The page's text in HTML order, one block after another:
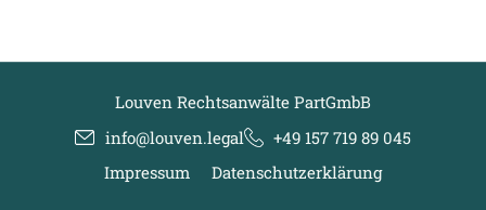
Louven Rechtsanwälte PartGmbB
info@louven.legal
+49 157 719 89 045
Impressum
Datenschutzerklärung